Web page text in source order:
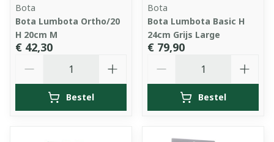
Bota
Bota Lumbota Ortho/20
H 20cm M
€ 42,30
Bestel
Bota
Bota Lumbota Basic H
24cm Grijs Large
€ 79,90
Bestel